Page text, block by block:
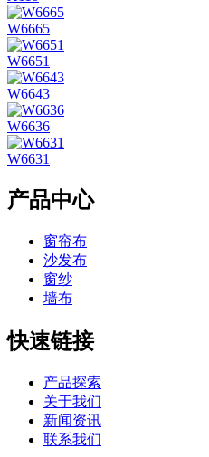
W6665
W6651
W6643
W6636
W6631
产品中心
窗帘布
沙发布
窗纱
墙布
快速链接
产品探索
关于我们
新闻资讯
联系我们